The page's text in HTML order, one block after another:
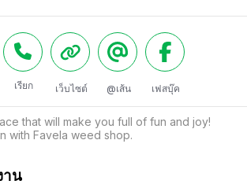
เรียก เว็บไซต์ @เส้น เฟสบุ๊ค
that will make you full of fun and joy!
with Favela weed shop.
าน